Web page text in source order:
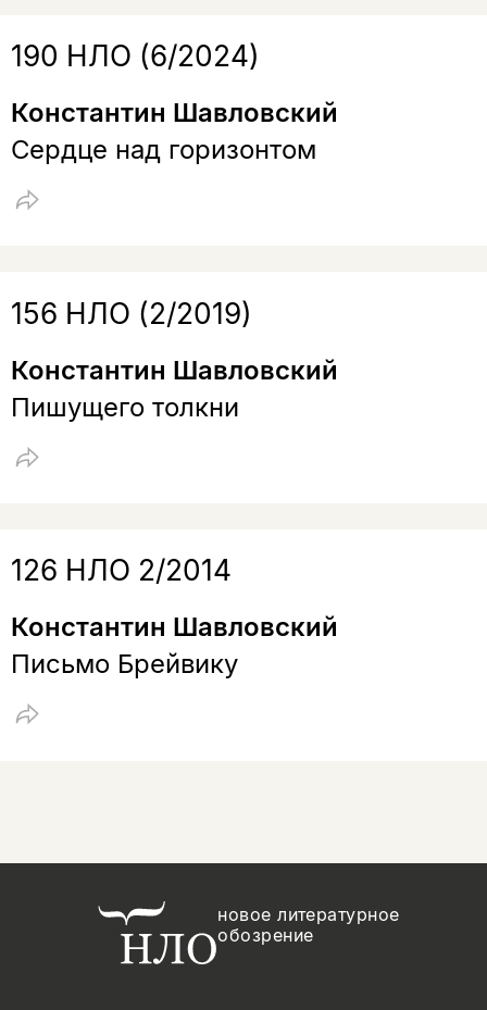
190 НЛО (6/2024)
Константин Шавловский
Сердце над горизонтом
156 НЛО (2/2019)
Константин Шавловский
Пишущего толкни
126 НЛО 2/2014
Константин Шавловский
Письмо Брейвику
новое литературное
обозрение